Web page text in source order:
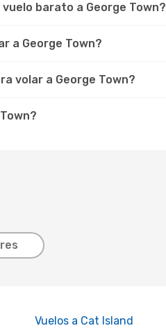
barato a George Town?
a George Town?
volar a George Town?
Vuelos a Cat Island